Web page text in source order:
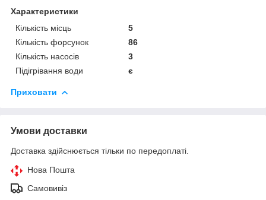
Характеристики
Кількість місць
5
Кількість форсунок
86
Кількість насосів
3
Підігрівання води
є
Приховати
Умови доставки
Доставка здійснюється тільки по передоплаті.
Нова Пошта
Самовивіз